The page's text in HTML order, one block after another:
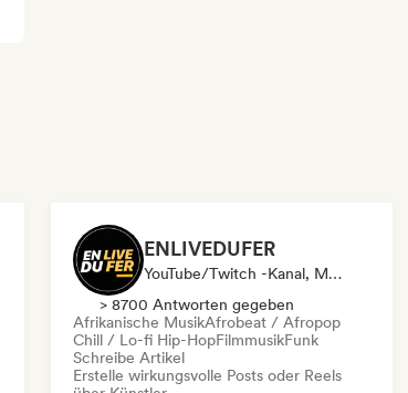
ENLIVEDUFER
YouTube/Twitch -Kanal, Media Outlet/Journalist, Social Media Influencer
> 8700 Antworten gegeben
Afrikanische MusikAfrobeat / Afropop
Chill / Lo-fi Hip-HopFilmmusikFunk
Schreibe Artikel
Erstelle wirkungsvolle Posts oder Reels